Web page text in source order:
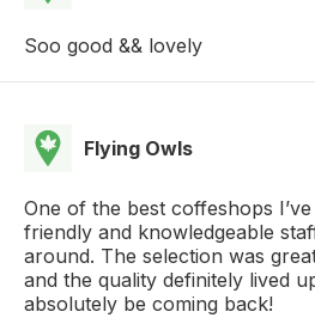
Soo good && lovely
Flying Owls
One of the best coffeshops
friendly and knowledgeable
around. The selection was
and the quality definitely lived
absolutely be coming back!